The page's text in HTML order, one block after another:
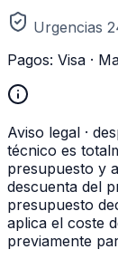
Urgencias
Pagos: Visa ·
Aviso legal ·
técnico es
presupuesto y
descuenta del
presupuesto
aplica el coste
previamente